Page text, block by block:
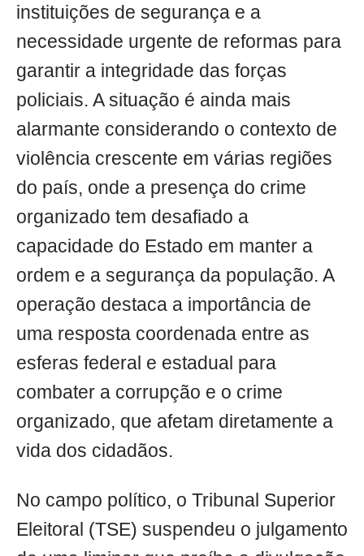
instituições de segurança e a
necessidade urgente de reformas para
garantir a integridade das forças
policiais. A situação é ainda mais
alarmante considerando o contexto de
violência crescente em várias regiões
do país, onde a presença do crime
organizado tem desafiado a
capacidade do Estado em manter a
ordem e a segurança da população. A
operação destaca a importância de
uma resposta coordenada entre as
esferas federal e estadual para
combater a corrupção e o crime
organizado, que afetam diretamente a
vida dos cidadãos.
No campo político, o Tribunal Superior
Eleitoral (TSE) suspendeu o julgamento